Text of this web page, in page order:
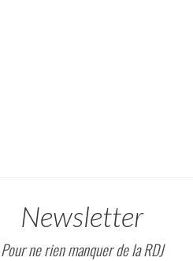
Newsletter
Pour ne rien manquer de la RDJ